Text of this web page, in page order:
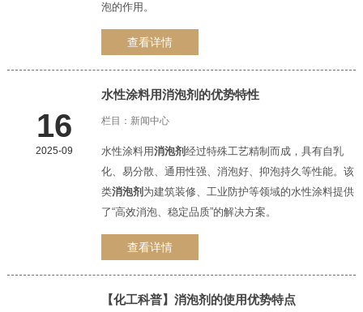
泡的作用。
查看详情
16
2025-09
水性涂料用消泡剂 的优势特性
栏目： 新闻中心
水性涂料用消泡剂经过特殊工艺精制而成，具有自乳
化、易分散、通用性强、消泡好、抑泡持久等性能。该
类消泡剂 为建筑装修、工业防护等领域的水性涂料提供
了“高效消泡、稳定品质”的解决方案。
查看详情
【化工科普】 消泡剂 的使用优势特点